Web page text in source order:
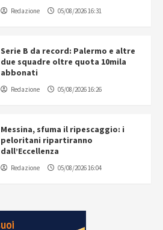
Redazione 05/08/2026 16:31
Serie B da record: Palermo e altre
due squadre oltre quota 10mila
abbonati
Redazione 05/08/2026 16:26
Messina, sfuma il ripescaggio: i
peloritani ripartiranno
dall’Eccellenza
Redazione 05/08/2026 16:04